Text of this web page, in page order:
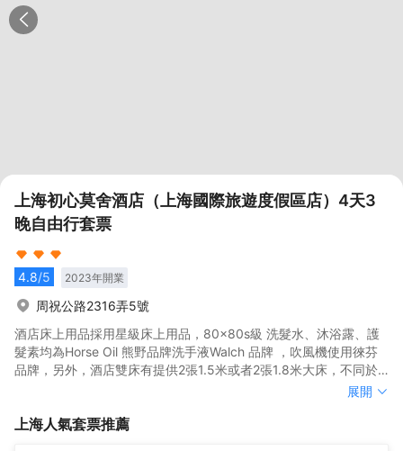
上海初心莫舍酒店（上海國際旅遊度假區店）4天3
晚自由行套票
4.8/5 2023年開業
周祝公路2316弄5號
酒店床上用品採用星級床上用品，80x80s級 洗髮水、沐浴露、護
髮素均為Horse Oil 熊野品牌洗手液Walch 品牌 ，吹風機使用徠芬
品牌，另外，酒店雙床有提供2張1.5米或者2張1.8米大床，不同於
其他酒店標間單人床，更適合家庭出行的大家庭。<br><br>酒店根
購買迪士尼禮品或者玩偶，特提供迪士尼世界商品部分商品，假一
酒店床上用品採用星級床上用品，80x80s級 洗髮水、沐浴露、護
品牌，另外，酒店雙床有提供2張1.5米或者2張1.8米大床，不同於
展開
上海人氣套票推薦